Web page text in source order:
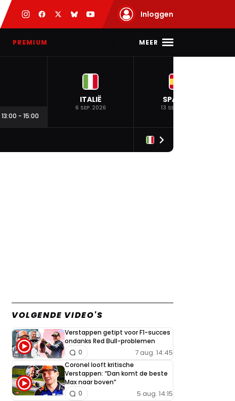
Inloggen
PREMIUM MEER
13:00 - 15:00
ITALIË
6 SEP. 2026
SPANJE
13 SEP. 2026
VOLGENDE VIDEO'S
Verstappen getipt voor F1-succes
ondanks Red Bull-problemen
7 aug. 14:45
0
Coronel looft kritische
Verstappen: “Dan komt de beste
Max naar boven”
5 aug. 14:15
0